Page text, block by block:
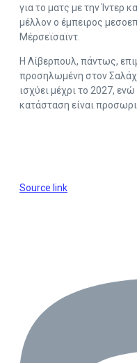
για το ματς με την Ίντερ
μέλλον ο έμπειρος
Μέρσεϊσαϊντ.
Η Λίβερπουλ, πάντως,
προσηλωμένη στον Σαλάχ
ισχύει μέχρι το 2027,
κατάσταση είναι
Source link